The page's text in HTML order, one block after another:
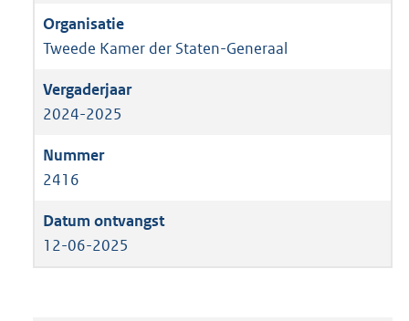
Tweede Kamer der Staten-Generaal
2024-2025
2416
12-06-2025